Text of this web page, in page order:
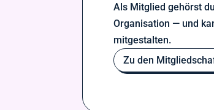
Als Mitglied gehörst
Organisation — und
mitgestalten.
Zu den